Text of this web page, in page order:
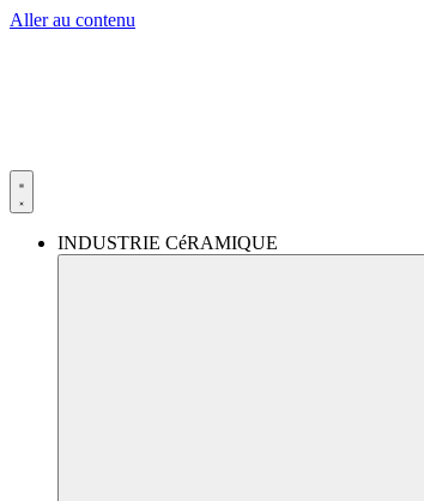
Aller au contenu
INDUSTRIE CéRAMIQUE